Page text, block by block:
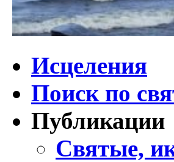
Исцеления
Поиск по
Публикации
Святые,